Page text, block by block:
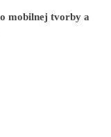
mobilnej tvorby a